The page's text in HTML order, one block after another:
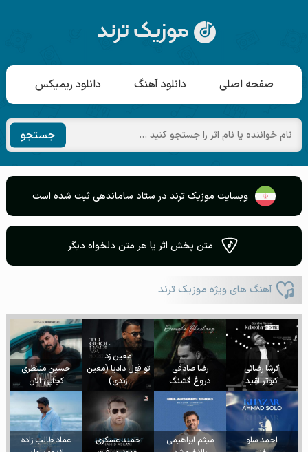
صفحه اصلی دانلود آهنگ دانلود ریمیکس
جستجو
وبسایت موزیک ترند در ستاد ساماندهی ثبت شده است
متن پخش اثر یا هر متن دلخواه دیگر
آهنگ های ویژه موزیک ترند
گرشا رضائی
کبوتر امّید
رضا صادقی
دروغ قشنگ
معین زد
تو قول دادیا (معین
زندی)
حسین منتظری
کجایی الان
احمد سلو
میثم ابراهیمی
حمید عسکری
عماد طالب زاده